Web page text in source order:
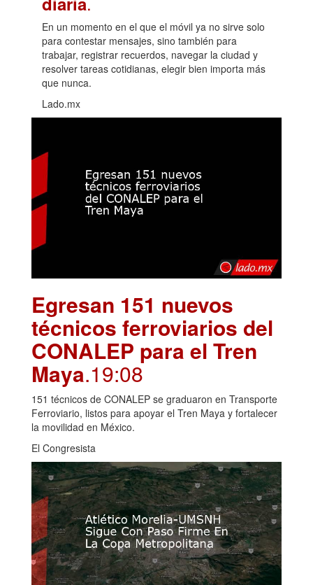
En un momento en el que el móvil ya no sirve solo
para contestar mensajes, sino también para
trabajar, registrar recuerdos, navegar la ciudad y
resolver tareas cotidianas, elegir bien importa más
que nunca.
Lado.mx
Egresan 151 nuevos
técnicos ferroviarios del
CONALEP para el Tren
Maya.19:08
151 técnicos de CONALEP se graduaron en Transporte
Ferroviario, listos para apoyar el Tren Maya y fortalecer
la movilidad en México.
El Congresista